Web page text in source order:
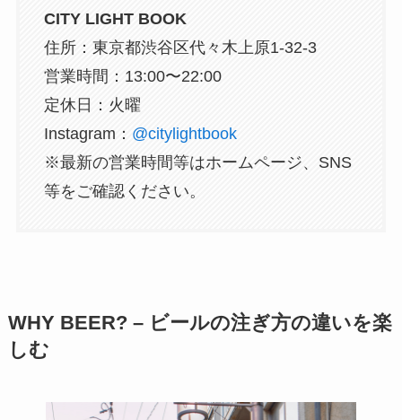
CITY LIGHT BOOK
住所：東京都渋谷区代々木上原1-32-3
営業時間：13:00〜22:00
定休日：火曜
Instagram： @citylightbook
※最新の営業時間等はホームページ、SNS
等をご確認ください。
WHY BEER? – ビールの注ぎ方の違いを楽
しむ